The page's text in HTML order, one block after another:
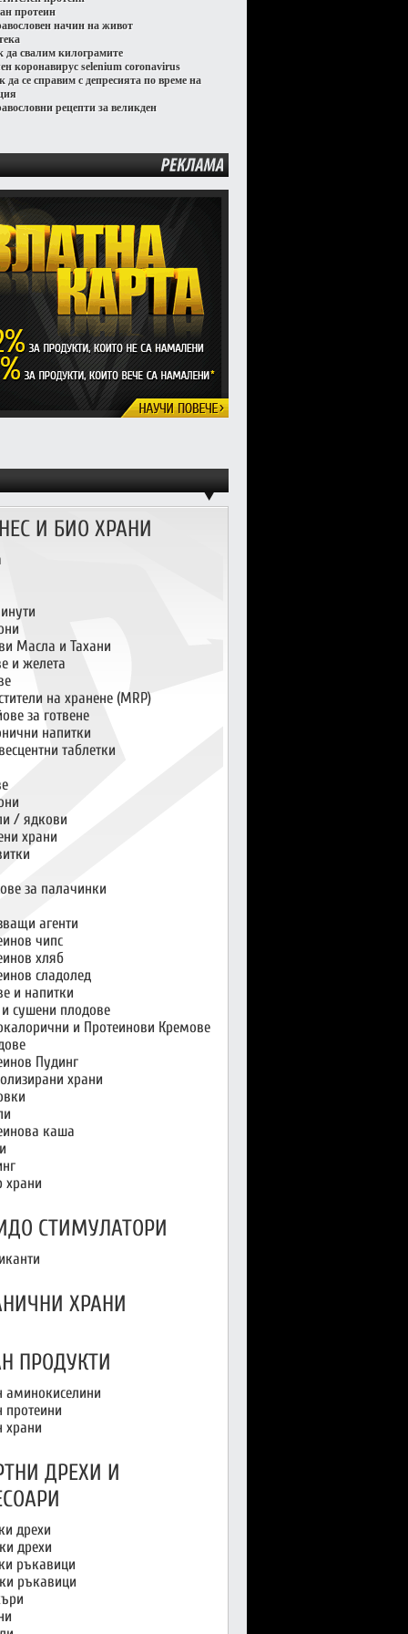
протеин
начин на живот
да свалим килограмите
коронавирус selenium coronavirus
да се справим с депресията по време на
рецепти за великден
И БИО ХРАНИ
Масла и Тахани
и желета
на хранене (MRP)
за готвене
напитки
таблетки
/ ядкови
храни
за палачинки
агенти
чипс
хляб
сладолед
и напитки
сушени плодове
и Протеинови Кремове
Пудинг
храни
каша
храни
СТИМУЛАТОРИ
ХРАНИ
ПРОДУКТИ
аминокиселини
протеини
храни
ДРЕХИ И
дрехи
дрехи
ръкавици
ръкавици